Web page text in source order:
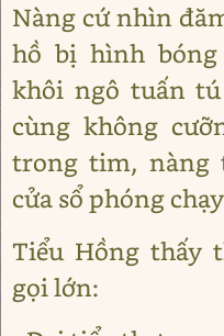
Nàng cứ nhìn
hồ bị hình bóng
khôi ngô tuấn
cùng không
trong tim, nàng
cửa sổ phóng
Tiểu Hồng thấy
gọi lớn: